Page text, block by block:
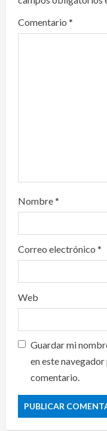
a
Comentario *
Nombre*
Correo electrónico *
Web
Guardar mi
en este
comentario.